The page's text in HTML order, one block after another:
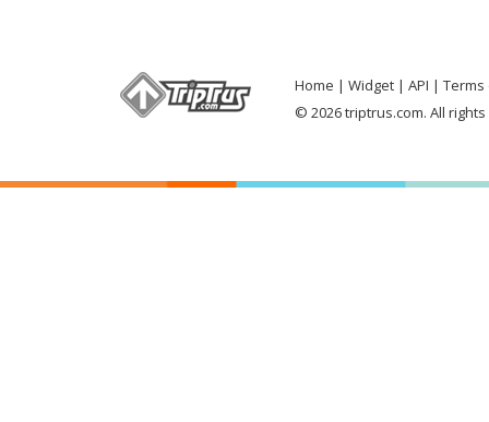
Home Widget API
Terms
© 2026 triptrus.com. All